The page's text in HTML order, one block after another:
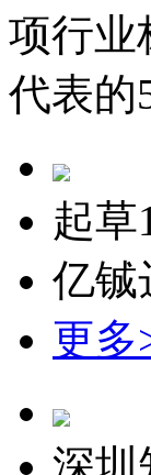
项行业
代表的
起草
亿铖
更多